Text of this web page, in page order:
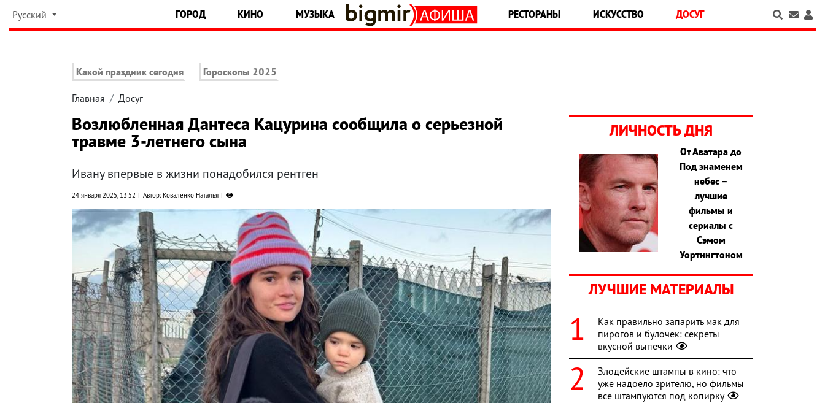
Русский ГОРОД КИНО МУЗЫКА РЕСТОРАНЫ ИСКУССТВО ДОСУГ
Какой праздник сегодня Гороскопы 2025
Главная Досуг
Возлюбленная Дантеса Кацурина сообщила о серьезной
травме 3-летнего сына
Ивану впервые в жизни понадобился рентген
24 января 2025, 13:52 Автор: Коваленко Наталья
ЛИЧНОСТЬ ДНЯ
От Аватара до
Под знаменем
небес –
лучшие
фильмы и
сериалы с
Сэмом
Уортингтоном
ЛУЧШИЕ МАТЕРИАЛЫ
Как правильно запарить мак для
пирогов и булочек: секреты
вкусной выпечки
Злодейские штампы в кино: что
уже надоело зрителю, но фильмы
все штампуются под копирку